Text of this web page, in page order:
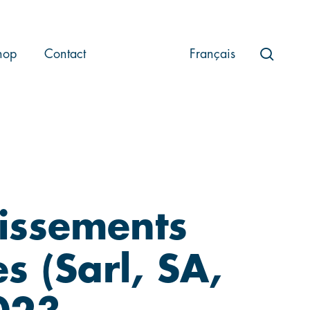
Contact Français
(Sarl, SA,